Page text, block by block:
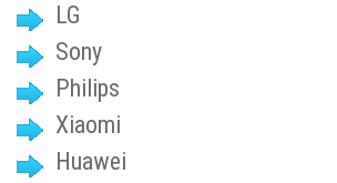
LG
Sony
Philips
Xiaomi
Huawei